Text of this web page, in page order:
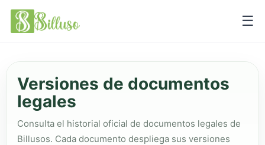
☰
Versiones de documentos
legales
Consulta el historial oficial de documentos legales de
Billusos. Cada documento despliega sus versiones